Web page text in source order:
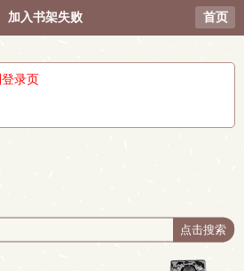
加入书架失败 首页
录页